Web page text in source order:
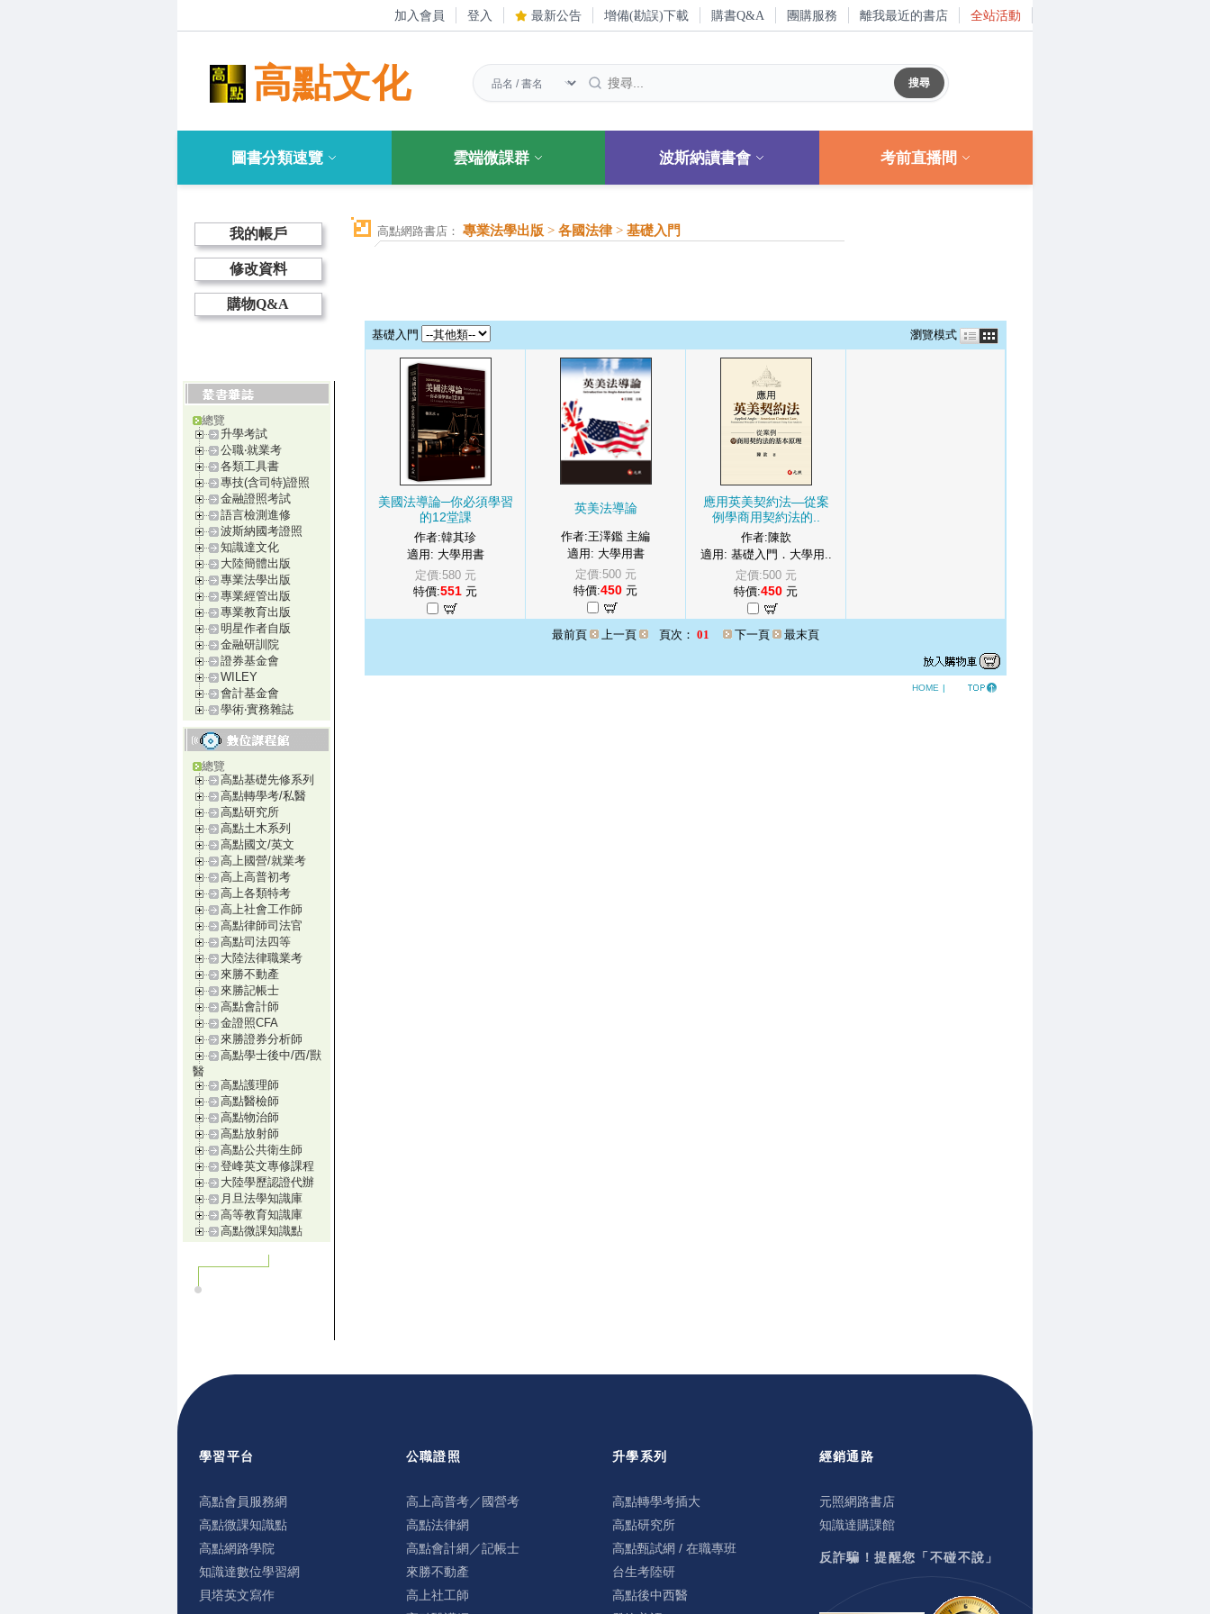
加入會員 登入 最新公告 增備(勘誤)下載 購書Q&A 團購服務 離我最近的書店 全站活動
高點文化
圖書分類速覽 雲端微課群 波斯納讀書會 考前直播間
我的帳戶
修改資料
購物Q&A
總覽
升學考試
公職‧就業考
各類工具書
專技(含司特)證照
金融證照考試
語言檢測進修
波斯納國考證照
知識達文化
大陸簡體出版
專業法學出版
專業經管出版
專業教育出版
明星作者自版
金融研訓院
證券基金會
WILEY
會計基金會
學術‧實務雜誌
總覽
高點基礎先修系列
高點轉學考/私醫
高點研究所
高點土木系列
高點國文/英文
高上國營/就業考
高上高普初考
高上各類特考
高上社會工作師
高點律師司法官
高點司法四等
大陸法律職業考
來勝不動產
來勝記帳士
高點會計師
金證照CFA
來勝證券分析師
高點學士後中/西/獸
醫
高點護理師
高點醫檢師
高點物治師
高點放射師
高點公共衛生師
登峰英文專修課程
大陸學歷認證代辦
月旦法學知識庫
高等教育知識庫
高點微課知識點
高點網路書店： 專業法學出版 > 各國法律 > 基礎入門
基礎入門 瀏覽模式
美國法導論─你必須學習
的12堂課
作者:韓其珍
適用: 大學用書
定價:580 元
特價:551 元
英美法導論
作者:王澤鑑 主編
適用: 大學用書
定價:500 元
特價:450 元
應用英美契約法—從案
例學商用契約法的..
作者:陳歆
適用: 基礎入門．大學用..
定價:500 元
特價:450 元
最前頁 上一頁 頁次： 01 下一頁 最末頁
HOME |
學習平台
高點會員服務網
高點微課知識點
高點網路學院
知識達數位學習網
貝塔英文寫作
公職證照
高上高普考／國營考
高點法律網
高點會計網／記帳士
來勝不動產
高上社工師
升學系列
高點轉學考插大
高點研究所
高點甄試網 / 在職專班
台生考陸研
高點後中西醫
經銷通路
元照網路書店
知識達購課館
反詐騙！提醒您「不碰不說」